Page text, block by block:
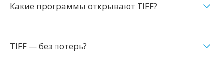
Какие программы открывают TIFF?
TIFF — без потерь?